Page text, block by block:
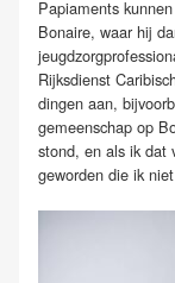
Papiaments
Bonaire, waar hij
Rijksdienst
dingen aan,
gemeenschap op
stond, en als ik dat
geworden die ik